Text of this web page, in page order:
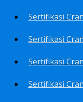
Sertifikasi
Sertifikasi
Sertifikasi
Sertifikasi